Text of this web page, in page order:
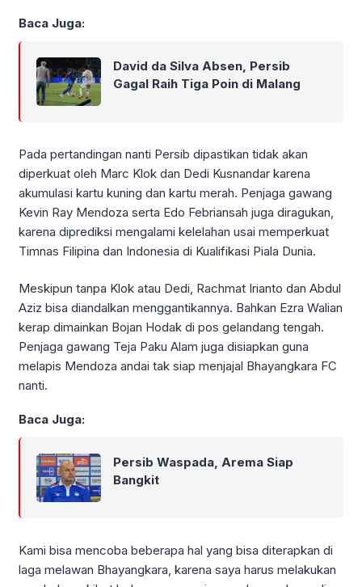
Baca Juga:
David da Silva Absen, Persib
Gagal Raih Tiga Poin di Malang
Pada pertandingan nanti Persib dipastikan tidak akan
diperkuat oleh Marc Klok dan Dedi Kusnandar karena
akumulasi kartu kuning dan kartu merah. Penjaga gawang
Kevin Ray Mendoza serta Edo Febriansah juga diragukan,
karena diprediksi mengalami kelelahan usai memperkuat
Timnas Filipina dan Indonesia di Kualifikasi Piala Dunia.
Meskipun tanpa Klok atau Dedi, Rachmat Irianto dan Abdul
Aziz bisa diandalkan menggantikannya. Bahkan Ezra Walian
kerap dimainkan Bojan Hodak di pos gelandang tengah.
Penjaga gawang Teja Paku Alam juga disiapkan guna
melapis Mendoza andai tak siap menjajal Bhayangkara FC
nanti.
Baca Juga:
Persib Waspada, Arema Siap
Bangkit
Kami bisa mencoba beberapa hal yang bisa diterapkan di
laga melawan Bhayangkara, karena saya harus melakukan